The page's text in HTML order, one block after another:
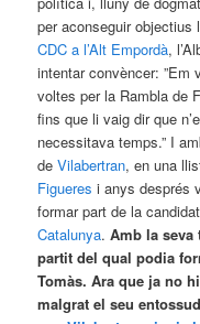
per aconseguir
CDC a l’Alt Empordà,
intentar convèncer: ”Em
voltes per la Rambla de
fins que li vaig dir que
necessitava temps.” I
deVilabertran, en una
Figueres i anys després
formar part de la
Catalunya.Amb la seva
partit del qual podia
Tomàs. Ara que ja no
malgrat el seu